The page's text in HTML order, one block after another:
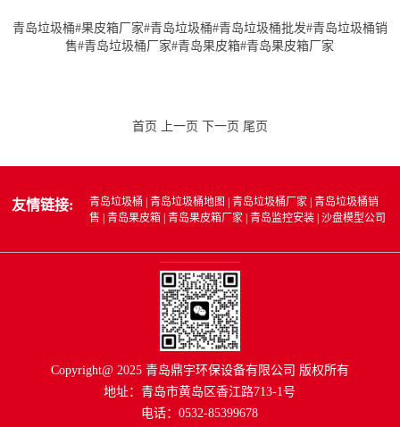
青岛垃圾桶#果皮箱厂家#青岛垃圾桶#青岛垃圾桶批发#青岛垃圾桶销
售#青岛垃圾桶厂家#青岛果皮箱#青岛果皮箱厂家
首页 上一页 下一页 尾页
友情链接: 青岛垃圾桶 |青岛垃圾桶地图 |青岛垃圾桶厂家 |青岛垃圾桶销
售
|青岛果皮箱 |青岛果皮箱厂家 |青岛监控安装 |沙盘模型公司
Copyright@ 2025 青岛鼎宇环保设备有限公司 版权所有
地址：青岛市黄岛区香江路713-1号
电话：0532-85399678